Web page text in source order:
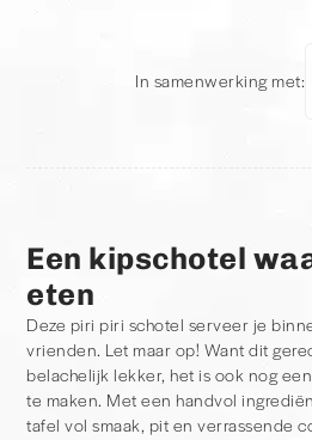
In samenwerking met:
Een kipschotel
eten
Deze piri piri schotel serveer je
vrienden. Let maar op! Want dit
belachelijk lekker, het is ook nog
te maken. Met een handvol
tafel vol smaak, pit en verrassende